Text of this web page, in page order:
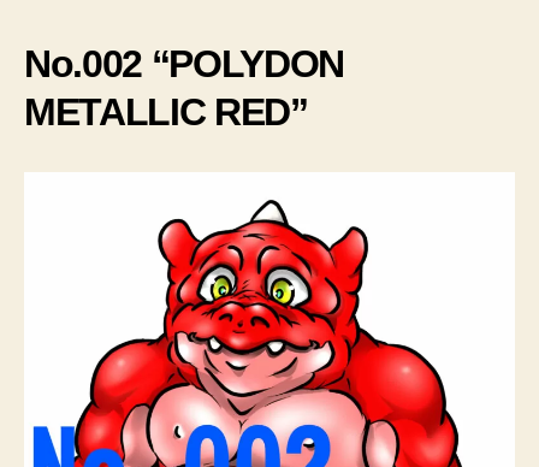
No.002 “POLYDON
METALLIC RED”